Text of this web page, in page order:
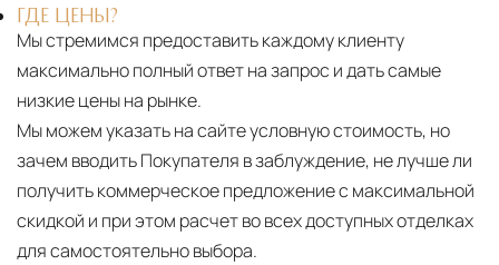
ГДЕ ЦЕНЫ?
Мы стремимся предоставить каждому клиенту
максимально полный ответ на запрос и дать самые
низкие цены на рынке.
Мы можем указать на сайте условную стоимость, но
зачем вводить Покупателя в заблуждение, не лучше ли
получить коммерческое предложение с максимальной
скидкой и при этом расчет во всех доступных отделках
для самостоятельно выбора.